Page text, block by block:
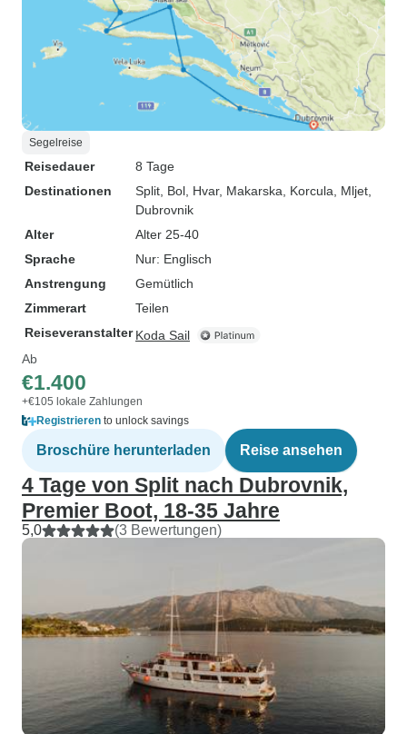
Segelreise
Reisedauer
8 Tage
Destinationen
Split , Bol , Hvar, Makarska , Korcula , Mljet
Dubrovnik
Alter
Alter 25-40
Sprache
Nur: Englisch
Anstrengung
Gemütlich
Zimmerart
Teilen
Reiseveranstalter Koda Sail
Ab
€1.400
+€105 lokale Zahlungen
Registrieren to unlock savings
Broschüre herunterladen Reise ansehen
4 Tage von Split nach Dubrovnik,
Premier Boot, 18-35 Jahre
5,0 (3 Bewertungen)